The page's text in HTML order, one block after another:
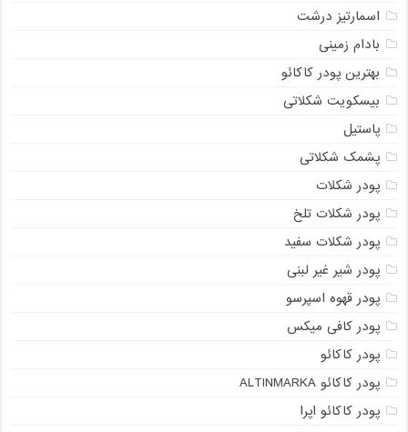
اسمارتیز درشت
بادام زمینی
بهترین پودر کاکائو
بیسکویت شکلاتی
پاستیل
پشمک شکلاتی
پودر شکلات
پودر شکلات تلخ
پودر شکلات سفید
پودر شیر غیر لبنی
پودر قهوه اسپرسو
پودر کافی میکس
پودر کاکائو
پودر کاکائو ALTINMARKA
پودر کاکائو اپرا